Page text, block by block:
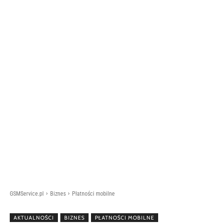
GSMService.pl Biznes Płatności mobilne
AKTUALNOŚCI BIZNES PŁATNOŚCI MOBILNE